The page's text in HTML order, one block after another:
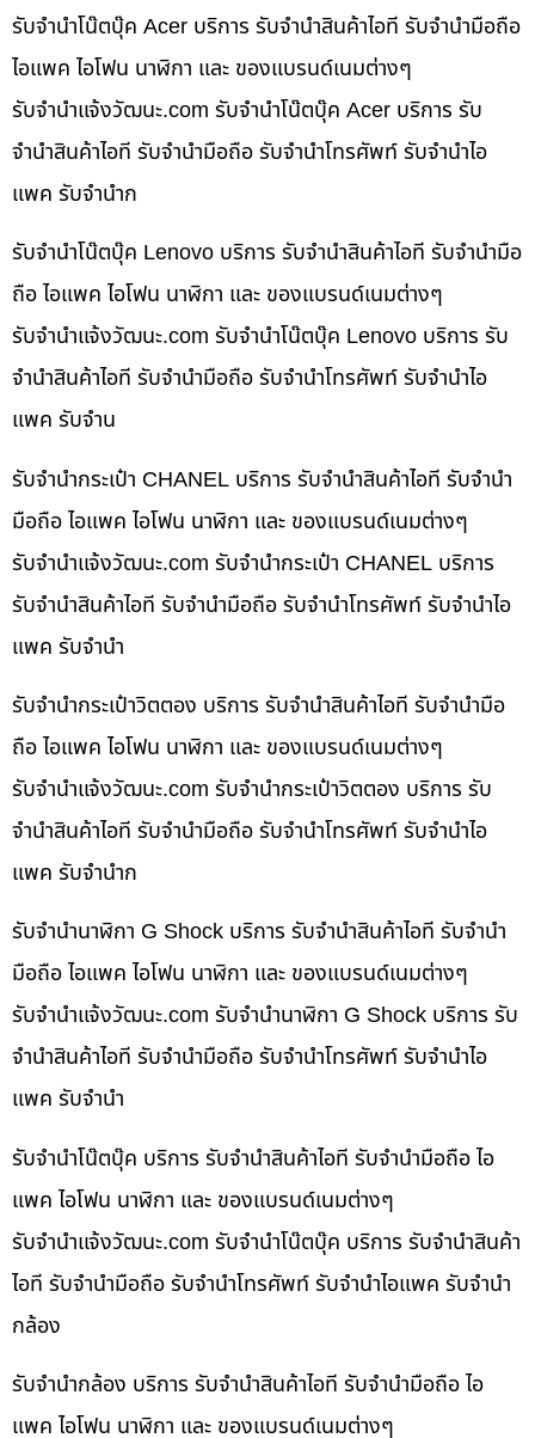
รับจำนำโน๊ตบุ๊ค Acer บริการ รับจำนำสินค้าไอที รับจำนำมือถือ
ไอแพค ไอโฟน นาฬิกา และ ของแบรนด์เนมต่างๆ
รับจํานําแจ้งวัฒนะ.com รับจำนำโน๊ตบุ๊ค Acer บริการ รับ
จำนำสินค้าไอที รับจำนำมือถือ รับจำนำโทรศัพท์ รับจำนำไอ
แพค รับจำนำก
รับจำนำโน๊ตบุ๊ค Lenovo บริการ รับจำนำสินค้าไอที รับจำนำมือ
ถือ ไอแพค ไอโฟน นาฬิกา และ ของแบรนด์เนมต่างๆ
รับจํานําแจ้งวัฒนะ.com รับจำนำโน๊ตบุ๊ค Lenovo บริการ รับ
จำนำสินค้าไอที รับจำนำมือถือ รับจำนำโทรศัพท์ รับจำนำไอ
แพค รับจำน
รับจำนำกระเป๋า CHANEL บริการ รับจำนำสินค้าไอที รับจำนำ
มือถือ ไอแพค ไอโฟน นาฬิกา และ ของแบรนด์เนมต่างๆ
รับจํานําแจ้งวัฒนะ.com รับจำนำกระเป๋า CHANEL บริการ
รับจำนำสินค้าไอที รับจำนำมือถือ รับจำนำโทรศัพท์ รับจำนำไอ
แพค รับจำนำ
รับจำนำกระเป๋าวิตตอง บริการ รับจำนำสินค้าไอที รับจำนำมือ
ถือ ไอแพค ไอโฟน นาฬิกา และ ของแบรนด์เนมต่างๆ
รับจํานําแจ้งวัฒนะ.com รับจำนำกระเป๋าวิตตอง บริการ รับ
จำนำสินค้าไอที รับจำนำมือถือ รับจำนำโทรศัพท์ รับจำนำไอ
แพค รับจำนำก
รับจำนำนาฬิกา G Shock บริการ รับจำนำสินค้าไอที รับจำนำ
มือถือ ไอแพค ไอโฟน นาฬิกา และ ของแบรนด์เนมต่างๆ
รับจํานําแจ้งวัฒนะ.com รับจำนำนาฬิกา G Shock บริการ รับ
จำนำสินค้าไอที รับจำนำมือถือ รับจำนำโทรศัพท์ รับจำนำไอ
แพค รับจำนำ
รับจำนำโน๊ตบุ๊ค บริการ รับจำนำสินค้าไอที รับจำนำมือถือ ไอ
แพค ไอโฟน นาฬิกา และ ของแบรนด์เนมต่างๆ
รับจํานําแจ้งวัฒนะ.com รับจำนำโน๊ตบุ๊ค บริการ รับจำนำสินค้า
ไอที รับจำนำมือถือ รับจำนำโทรศัพท์ รับจำนำไอแพค รับจำนำ
กล้อง
รับจำนำกล้อง บริการ รับจำนำสินค้าไอที รับจำนำมือถือ ไอ
แพค ไอโฟน นาฬิกา และ ของแบรนด์เนมต่างๆ